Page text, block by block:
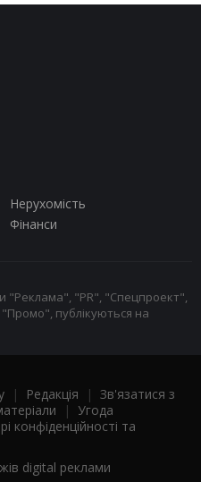
Нерухомість
Фінанси
"Реклама", "PR", "Спецпроект",
публікуються на
| Редакція | Зв'язатися з
| Угода
конфіденційності та
digital реклами